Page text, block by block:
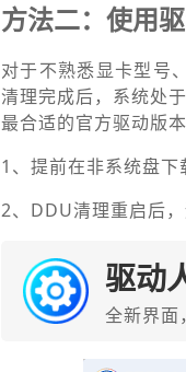
方法二：使用
对于不熟悉显卡型号
清理完成后，系统处
最合适的官方驱动版
1、提前在非系统盘下
2、DDU清理重启后，
驱动
全新界面